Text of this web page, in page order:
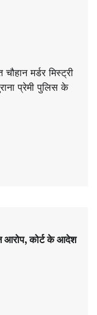
मर्डर मिस्ट्री
प्रेमी पुलिस के
आरोप, कोर्ट के आदेश